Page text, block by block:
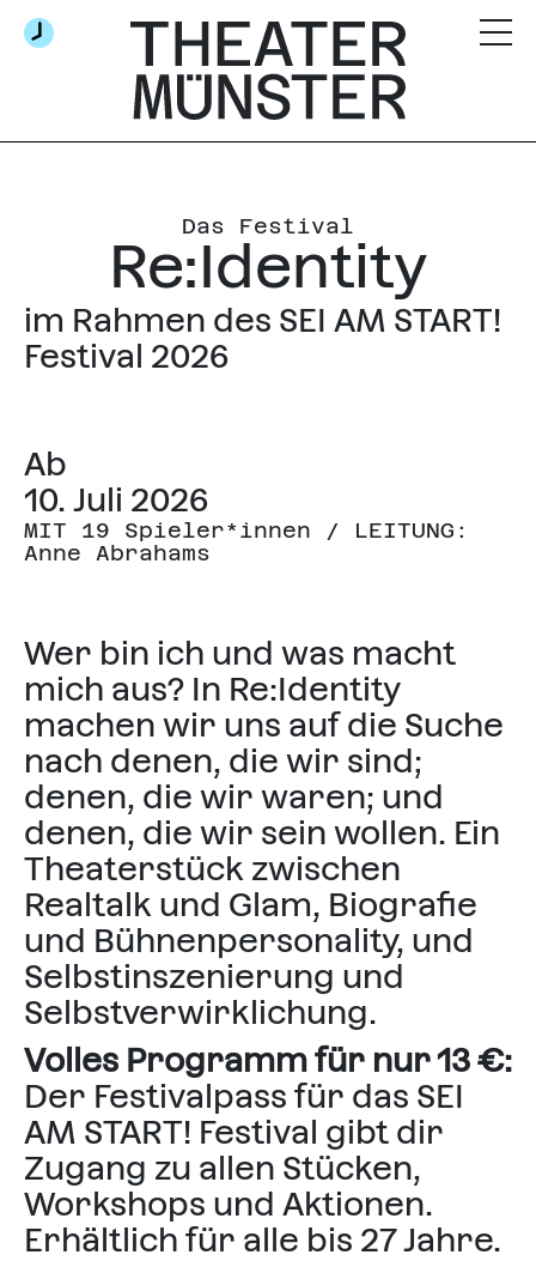
Das Festival
Re:Identity
im Rahmen des SEI AM START!
Festival 2026
Ab
10. Juli 2026
MIT 19 Spieler*innen / LEITUNG:
Anne Abrahams
Wer bin ich und was macht
mich aus? In Re:Identity
machen wir uns auf die Suche
nach denen, die wir sind;
denen, die wir waren; und
denen, die wir sein wollen. Ein
Theaterstück zwischen
Realtalk und Glam, Biografie
und Bühnenpersonality, und
Selbstinszenierung und
Selbstverwirklichung.
Volles Programm für nur 13 €:
Der Festivalpass für das SEI
AM START! Festival gibt dir
Zugang zu allen Stücken,
Workshops und Aktionen.
Erhältlich für alle bis 27 Jahre.